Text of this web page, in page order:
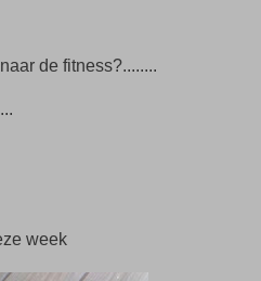
de fitness?........
week